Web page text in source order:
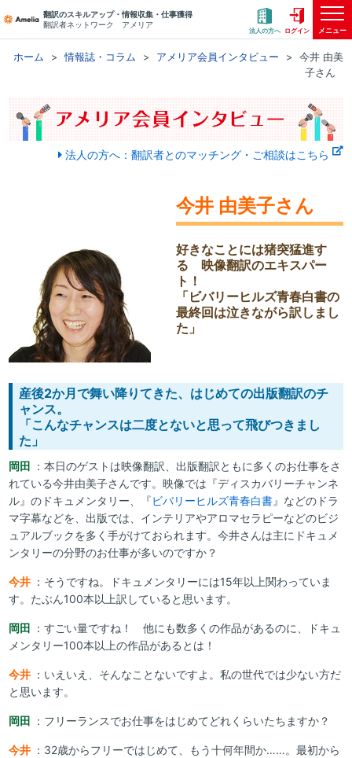
翻訳のスキルアップ・情報収集・仕事獲得
翻訳者ネットワーク アメリア
法人の方へ ログイン メニュー
ホーム 情報誌・コラム アメリア会員インタビュー
今井 由美
子さん
法人の方へ：翻訳者とのマッチング・ご相談はこちら
今井 由美子さん
好きなことには猪突猛進す
る 映像翻訳のエキスパー
ト！
「ビバリーヒルズ青春白書の
最終回は泣きながら訳しまし
た」
産後2か月で舞い降りてきた、はじめての出版翻訳のチ
ャンス。
「こんなチャンスは二度とないと思って飛びつきまし
た」
岡田 ：本日のゲストは映像翻訳、出版翻訳ともに多くのお仕事をさ
れている今井由美子さんです。映像では『ディスカバリーチャンネ
ル』のドキュメンタリー、『ビバリーヒルズ青春白書』などのドラ
マ字幕などを、出版では、インテリアやアロマセラピーなどのビジ
ュアルブックを多く手がけておられます。今井さんは主にドキュメ
ンタリーの分野のお仕事が多いのですか？
今井 ：そうですね。ドキュメンタリーには15年以上関わっていま
す。たぶん100本以上訳していると思います。
岡田 ：すごい量ですね！ 他にも数多くの作品があるのに、ドキュ
メンタリー100本以上の作品があるとは！
今井 ：いえいえ、そんなことないですよ。私の世代では少ない方だ
と思います。
岡田 ：フリーランスでお仕事をはじめてどれくらいたちますか？
今井 ：32歳からフリーではじめて、もう十何年間か……。最初から